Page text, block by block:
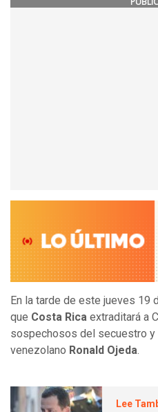
En la tarde de este jueves 19
que Costa Rica extraditará a
sospechosos del secuestro
venezolano Ronald Ojeda.
Lee